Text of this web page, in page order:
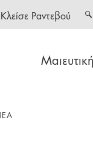
Κλείσε Ραντεβού